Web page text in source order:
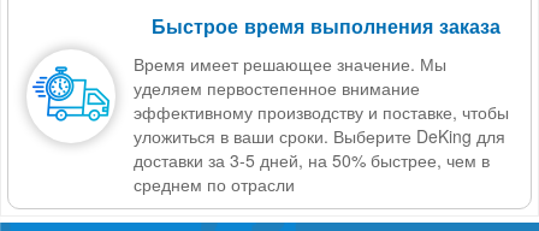
Быстрое время выполнения заказа
Время имеет решающее значение. Мы
уделяем первостепенное внимание
эффективному производству и поставке, чтобы
уложиться в ваши сроки. Выберите DeKing для
доставки за 3-5 дней, на 50% быстрее, чем в
среднем по отрасли